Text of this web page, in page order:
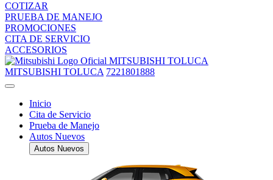
COTIZAR
PRUEBA DE MANEJO
PROMOCIONES
CITA DE SERVICIO
ACCESORIOS
MITSUBISHI TOLUCA
MITSUBISHI TOLUCA 7221801888
Inicio
Cita de Servicio
Prueba de Manejo
Autos Nuevos
Autos Nuevos